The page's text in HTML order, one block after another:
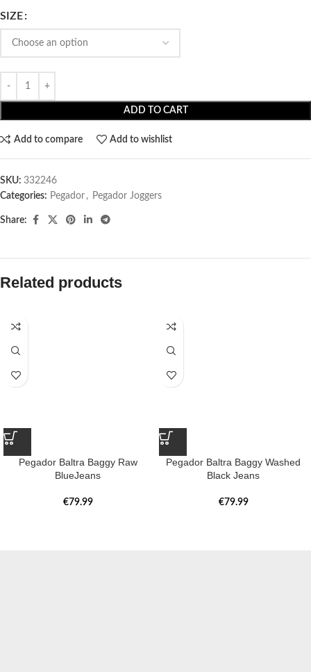
SIZE
ADD TO CART
Add to compare Add to wishlist
SKU: 332246
Categories: Pegador​ , Pegador Joggers
Share:
Related products
Pegador Baltra Baggy Raw
BlueJeans
€79.99
Pegador Baltra Baggy Washed
Black Jeans
€79.99